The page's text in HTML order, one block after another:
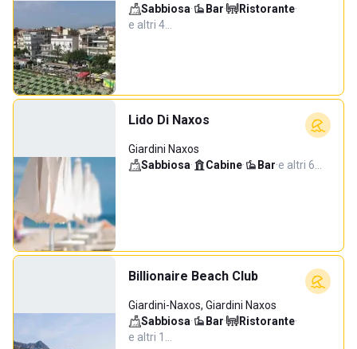
Sabbiosa· Bar· Ristorante·
e altri 4…
Lido Di Naxos
Giardini Naxos
Sabbiosa· Cabine· Bar·e altri 6…
Billionaire Beach Club
Giardini-Naxos, Giardini Naxos
Sabbiosa· Bar· Ristorante·
e altri 1…